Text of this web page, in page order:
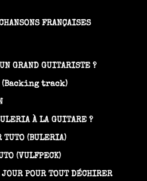
FRANÇAISES
GRAND GUITARISTE ?
(Backing track)
À LA GUITARE ?
TUTO (BULERIA)
(VULFPECK)
POUR TOUT DÉCHIRER